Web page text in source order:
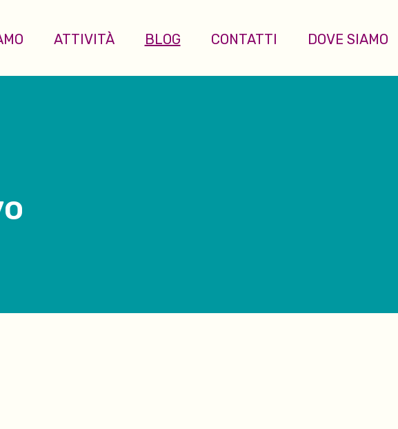
ATTIVITÀ BLOG CONTATTI DOVE SIAMO